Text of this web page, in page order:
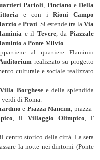
Parioli, Pinciano e Della
e con i Rioni Campo
e Prati. Si estende tra la Via
e il Tevere, daPiazzale
a Ponte Milvio.
al quartiere Flaminio
realizzato su progetto
culturale e sociale realizzato
Villa Borghesee della splendida
verdi di Roma.
e Piazza Mancini,piazza-
, il Villaggio Olimpico, l'
centro storico della città. La sera
la notte nei dintorni (Ponte